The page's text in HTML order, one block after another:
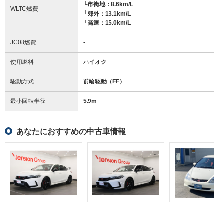
WLTC燃費
└市街地：8.6km/L
└郊外：13.1km/L
└高速：15.0km/L
JC08燃費 -
使用燃料 ハイオク
駆動方式 前輪駆動（FF）
最小回転半径 5.9m
あなたにおすすめの中古車情報